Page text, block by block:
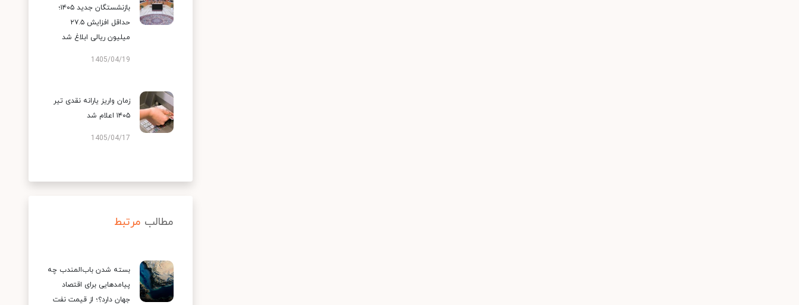
بازنشستگان جدید ۱۴۰۵؛
حداقل افزایش ۲۷.۵
میلیون ریالی ابلاغ شد
1405/04/19
زمان واریز یارانه نقدی تیر
۱۴۰۵ اعلام شد
1405/04/17
مطالب مرتبط
بسته شدن باب‌المندب چه
پیامدهایی برای اقتصاد
جهان دارد؟؛ از قیمت نفت